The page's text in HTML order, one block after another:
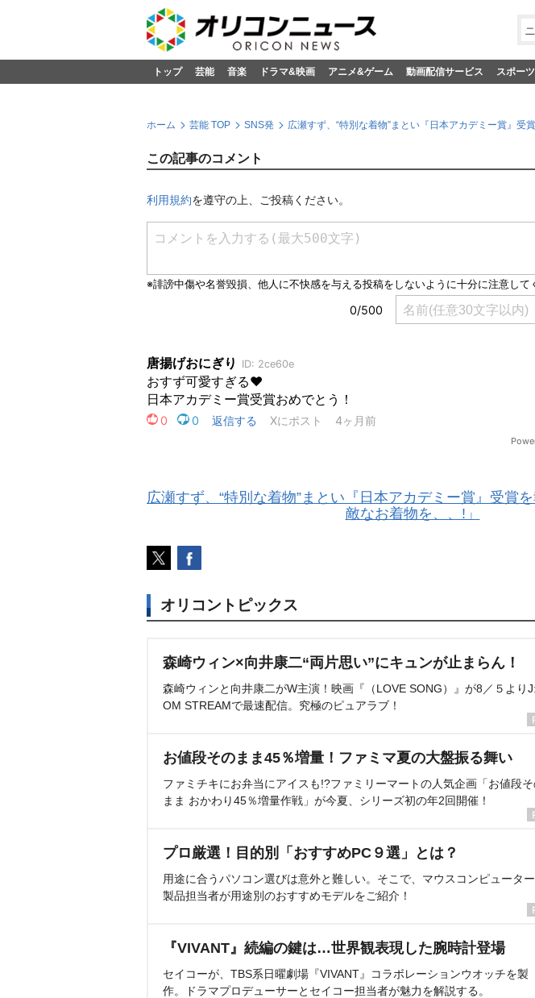
トップ 芸能 音楽 ドラマ&映画 アニメ&ゲーム 動画配信サービス スポーツ
ホーム 芸能 TOP SNS発 広瀬すず、“特別な着物”まとい『日本アカデミー賞』受
この記事のコメント
利用規約を遵守の上、ご投稿ください。
広瀬すず、“特別な着物”まとい『日本アカデミー賞』受賞
敵なお着物を、、!」
オリコントピックス
森崎ウィン×向井康二“両片思い”にキュンが止まらん！
森崎ウィンと向井康二がW主演！映画『（LOVE SONG）』が8／５より
OM STREAMで最速配信。究極のピュアラブ！
お値段そのまま45％増量！ファミマ夏の大盤振る舞い
ファミチキにお弁当にアイスも!?ファミリーマートの人気企画「お値段
まま おかわり45％増量作戦」が今夏、シリーズ初の年2回開催！
プロ厳選！目的別「おすすめPC９選」とは？
用途に合うパソコン選びは意外と難しい。そこで、マウスコンピュータ
製品担当者が用途別のおすすめモデルをご紹介！
『VIVANT』続編の鍵は…世界観表現した腕時計登場
セイコーが、TBS系日曜劇場『VIVANT』コラボレーションウオッチを製
作。ドラマプロデューサーとセイコー担当者が魅力を解説する。